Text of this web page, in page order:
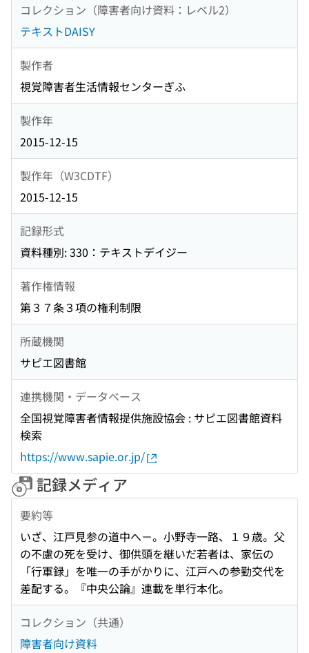
コレクション（障害者向け資料：レベル2）
テキストDAISY
製作者
視覚障害者生活情報センターぎふ
製作年
2015-12-15
製作年（W3CDTF）
2015-12-15
記録形式
資料種別: 330：テキストデイジー
著作権情報
第３７条３項の権利制限
所蔵機関
サピエ図書館
連携機関・データベース
全国視覚障害者情報提供施設協会 : サピエ図書館資料
検索
https://www.sapie.or.jp/
記録メディア
要約等
いざ、江戸見参の道中へ－。小野寺一路、１９歳。父
の不慮の死を受け、御供頭を継いだ若者は、家伝の
「行軍録」を唯一の手がかりに、江戸への参勤交代を
差配する。『中央公論』連載を単行本化。
コレクション（共通）
障害者向け資料